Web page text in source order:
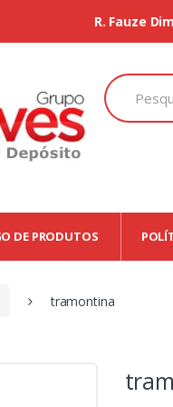
Search
for:
DE PRODUTOS
tramontina
R. Fauze